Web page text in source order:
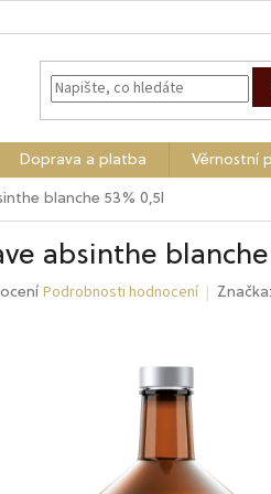
Doprava a platba Věrnostní
blanche 53% 0,5l
absinthe blanche
Podrobnosti hodnocení Značka: